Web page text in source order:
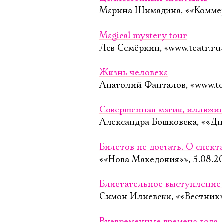
Марина Шимадина,
Magical mystery tour
Лев Семёркин,
Жизнь человека
Анатолий Фанталов,
Совершенная магия,
Александра Бошковска,
Билетов не достать. О
««Нова Македония»»,
Блистательное
Симон Илиевски,